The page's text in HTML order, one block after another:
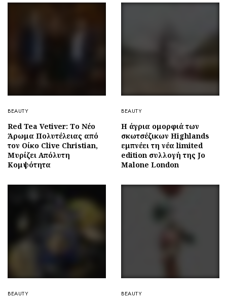
BEAUTY
Red Tea Vetiver: Το Νέο
Άρωμα Πολυτέλειας από
τον Οίκο Clive Christian,
Μυρίζει Απόλυτη
Κομψότητα
BEAUTY
Η άγρια ομορφιά των
σκωτσέζικων Highlands
εμπνέει τη νέα limited
edition συλλογή της Jo
Malone London
BEAUTY BEAUTY